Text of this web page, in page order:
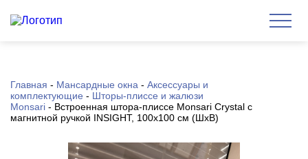
Главная - Мансардные окна - Аксессуары и
комплектующие - Шторы-плиссе и жалюзи
Monsari - Встроенная штора-плиссе Monsari Crystal с
магнитной ручкой INSIGHT, 100х100 см (ШхВ)